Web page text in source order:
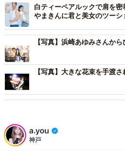
白ティーペアルックで肩を
やまきんに君と美女のツー
【写真】浜崎あゆみさんか
【写真】大きな花束を手渡